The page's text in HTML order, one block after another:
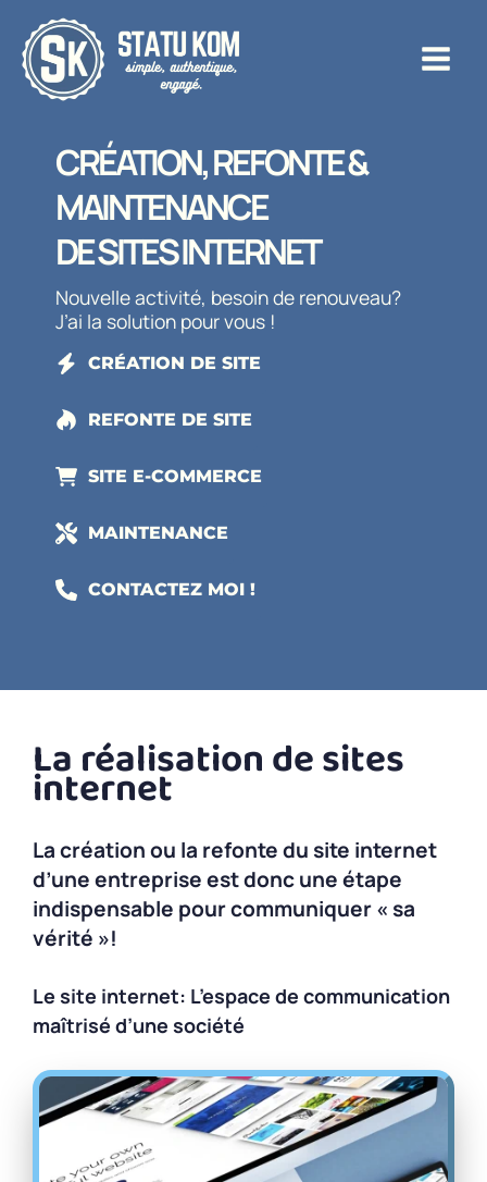
contenu
CRÉATION, REFONTE &
MAINTENANCE
DE SITES INTERNET
Nouvelle activité, besoin de renouveau?
J’ai la solution pour vous !
CRÉATION DE SITE
REFONTE DE SITE
SITE E-COMMERCE
MAINTENANCE
CONTACTEZ MOI !
La réalisation de sites
internet
La création ou la refonte du site internet
d’une entreprise est donc une étape
indispensable pour communiquer « sa
vérité »!
Le site internet: L’espace de communication
maîtrisé d’une société